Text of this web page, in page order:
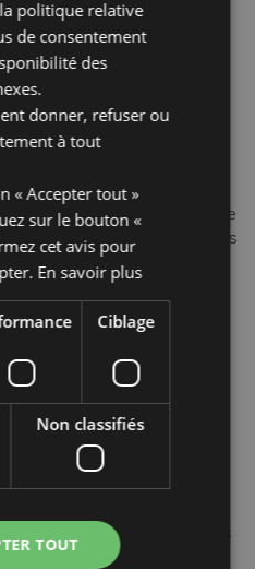
delle erbe”, elle est plus
devenue la Piazza Tre
en la […]
Lire la suite…
Ligne Gothique était une ligne
allemande située dans
Nord de l’Italie, qui traversait
Romagne, en passant
les Apennins jusqu’à la Mer
En septembre 1944,
l’armistice signé […]
Lire la suite…
médiévale de la vallée
des “Plus Beaux Villages
Son nom vient de Mons
politique relative
de consentement
des
donner, refuser ou
à tout
« Accepter tout »
sur le bouton «
cet avis pour
En savoir plus
Ciblage
Non classifiés
TOUT